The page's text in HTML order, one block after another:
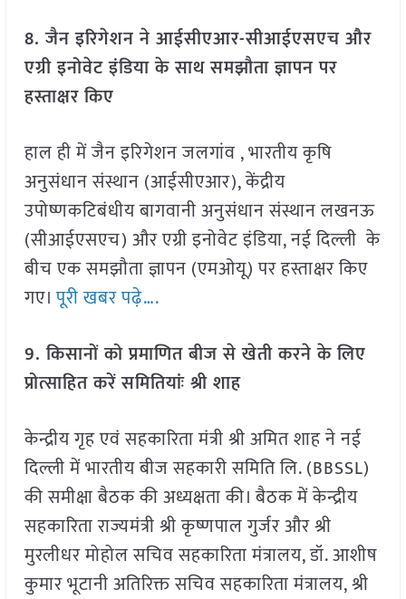
8. जैन इरिगेशन ने आईसीएआर-सीआईएसएच और
एग्री इनोवेट इंडिया के साथ समझौता ज्ञापन पर
हस्ताक्षर किए
हाल ही में जैन इरिगेशन जलगांव , भारतीय कृषि
अनुसंधान संस्थान (आईसीएआर), केंद्रीय
उपोष्णकटिबंधीय बागवानी अनुसंधान संस्थान लखनऊ
(सीआईएसएच) और एग्री इनोवेट इंडिया, नई दिल्ली के
बीच एक समझौता ज्ञापन (एमओयू) पर हस्ताक्षर किए
गए।पूरी खबर पढ़े….
9. किसानों को प्रमाणित बीज से खेती करने के लिए
प्रोत्साहित करें समितियांः श्री शाह
केन्द्रीय गृह एवं सहकारिता मंत्री श्री अमित शाह ने नई
दिल्ली में भारतीय बीज सहकारी समिति लि. (BBSSL)
की समीक्षा बैठक की अध्यक्षता की। बैठक में केन्द्रीय
सहकारिता राज्यमंत्री श्री कृष्णपाल गुर्जर और श्री
मुरलीधर मोहोल सचिव सहकारिता मंत्रालय, डॉ. आशीष
कुमार भूटानी अतिरिक्त सचिव सहकारिता मंत्रालय, श्री